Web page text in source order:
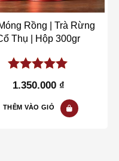
Rồng | Trà Rừng
Thụ | Hộp 300gr
5.00out of
1.350.000 ₫
THÊM VÀO GIỎ